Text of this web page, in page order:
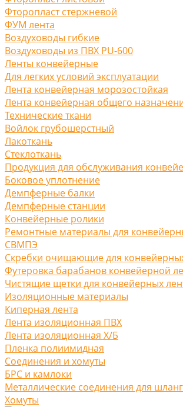
Фторопласт стержневой
ФУМ лента
Воздуховоды гибкие
Воздуховоды из ПВХ PU-600
Ленты конвейерные
Для легких условий эксплуатации
Лента конвейерная морозостойкая
Лента конвейерная общего
Технические ткани
Войлок грубошерстный
Лакоткань
Стеклоткань
Продукция для обслуживания
Боковое уплотнение
Демпферные балки
Демпферные станции
Конвейерные ролики
Ремонтные материалы для
СВМПЭ
Скребки очищающие для
Футеровка барабанов конвейерной
Чистящие щетки для конвейерных
Изоляционные материалы
Киперная лента
Лента изоляционная ПВХ
Лента изоляционная Х/Б
Пленка полиимидная
Соединения и хомуты
БРС и камлоки
Металлические соединения для
Хомуты